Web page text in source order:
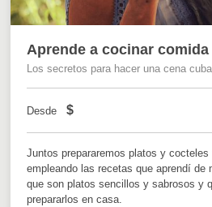
Aprende a cocinar
Los secretos para hacer una cena
Desde $
Juntos prepararemos platos y
empleando las recetas que aprendí de
que son platos sencillos y sabrosos y
prepararlos en casa.